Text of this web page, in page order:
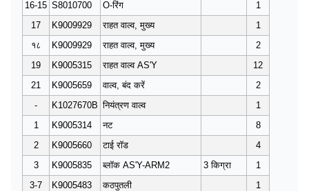
16-15 S8010700 O-रिंग
1
17
K9009929 राहत वाल्व, मुख्य
1
१८
K9009929 राहत वाल्व, मुख्य
2
19
K9005315 राहत वाल्व AS'Y
12
21
K9005659 वाल्व, बंद करें
2
-
K1027670B नियंत्रण वाल्व
1
1
K9005314 नट
8
2
K9005660 टाई रॉड
4
3
K9005835 ब्लॉक AS'Y-ARM2 3 किग्रा
1
3-7
K9005483 कठपुतली
1